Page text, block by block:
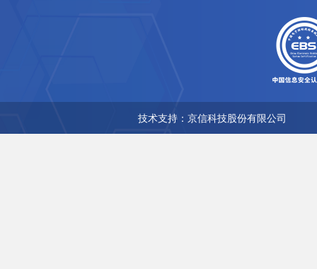
技术支持：京信科技股份有限公司